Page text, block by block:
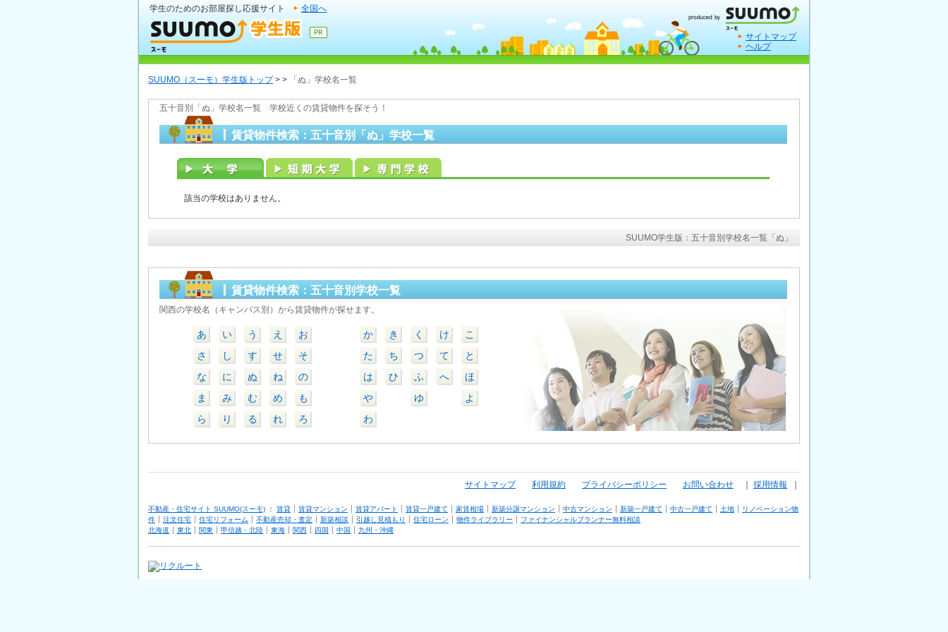
学生のためのお部屋探し応援サイト 全国へ
サイトマップ
ヘルプ
SUUMO（スーモ）学生版トップ> > 「ぬ」学校名一覧
五十音別「ぬ」学校名一覧 学校近くの賃貸物件を探そう！
賃貸物件検索：五十音別「ぬ」学校一覧
該当の学校はありません。
SUUMO学生版：五十音別学校名一覧「ぬ」
賃貸物件検索：五十音別学校一覧
関西の学校名（キャンパス別）から賃貸物件が探せます。
あ い う え
お
さ
し す せ
そ
な
に ぬ ね
の
ま
み む め
も
ら
り る れ ろ
か き く け
こ
た
ち つ て
と
は
ひ ふ へ
ほ
や
ゆ
よ
わ
サイトマップ 利用規約 プライバシーポリシー お問い合わせ 採用情報
不動産・住宅サイト SUUMO(スーモ) ： 賃貸 賃貸マンション 賃貸アパート 賃貸一戸建て 家賃相場 新築分譲マンション 中古マンション 新築一戸建て 中古一戸建て 土地
リノベーション物
件
注文住宅 住宅リフォーム 不動産売却・査定 新築相談 引越し見積もり 住宅ローン 物件ライブラリー
ファイナンシャルプランナー無料相談
北海道
東北 関東 甲信越・北陸 東海 関西 四国 中国 九州・沖縄